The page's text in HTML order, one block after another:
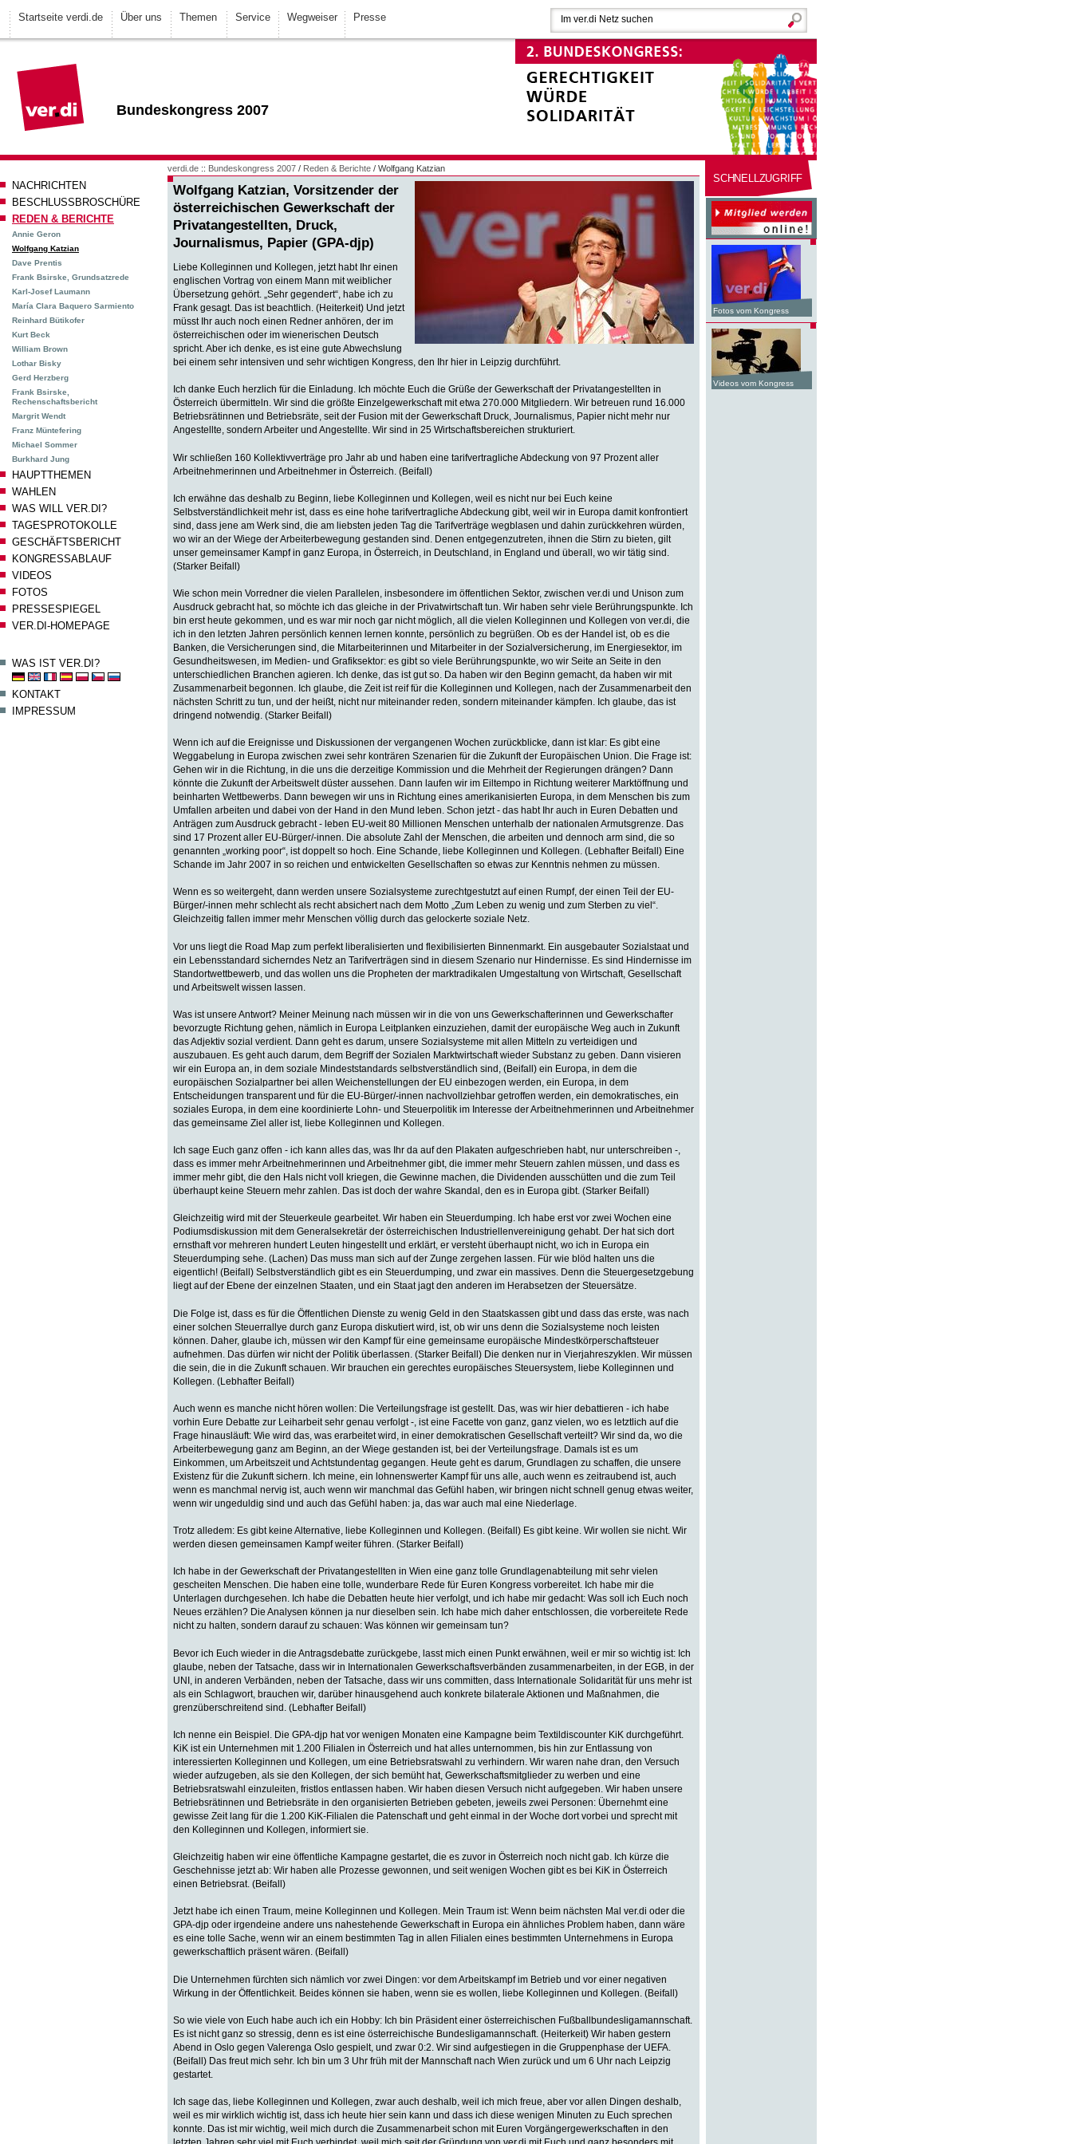
Startseite verdi.de Über uns Themen Service Wegweiser Presse
Bundeskongress 2007
NACHRICHTEN
BESCHLUSSBROSCHÜRE
REDEN & BERICHTE
Annie Geron
Wolfgang Katzian
Dave Prentis
Frank Bsirske, Grundsatzrede
Karl-Josef Laumann
María Clara Baquero Sarmiento
Reinhard Bütikofer
Kurt Beck
William Brown
Lothar Bisky
Gerd Herzberg
Frank Bsirske,
Rechenschaftsbericht
Margrit Wendt
Franz Müntefering
Michael Sommer
Burkhard Jung
HAUPTTHEMEN
WAHLEN
WAS WILL VER.DI?
TAGESPROTOKOLLE
GESCHÄFTSBERICHT
KONGRESSABLAUF
VIDEOS
FOTOS
PRESSESPIEGEL
VER.DI-HOMEPAGE
WAS IST VER.DI?
KONTAKT
IMPRESSUM
verdi.de :: Bundeskongress 2007 / Reden & Berichte / Wolfgang Katzian
Wolfgang Katzian, Vorsitzender der
österreichischen Gewerkschaft der
Privatangestellten, Druck,
Journalismus, Papier (GPA-djp)
Liebe Kolleginnen und Kollegen, jetzt habt Ihr einen
englischen Vortrag von einem Mann mit weiblicher
Übersetzung gehört. „Sehr gegendert“, habe ich zu
Frank gesagt. Das ist beachtlich. (Heiterkeit) Und jetzt
müsst Ihr auch noch einen Redner anhören, der im
österreichischen oder im wienerischen Deutsch
spricht. Aber ich denke, es ist eine gute Abwechslung
bei einem sehr intensiven und sehr wichtigen Kongress, den Ihr hier in Leipzig durchführt.
Ich danke Euch herzlich für die Einladung. Ich möchte Euch die Grüße der Gewerkschaft der Privatangestellten in
Österreich übermitteln. Wir sind die größte Einzelgewerkschaft mit etwa 270.000 Mitgliedern. Wir betreuen rund 16.000
Betriebsrätinnen und Betriebsräte, seit der Fusion mit der Gewerkschaft Druck, Journalismus, Papier nicht mehr nur
Angestellte, sondern Arbeiter und Angestellte. Wir sind in 25 Wirtschaftsbereichen strukturiert.
Wir schließen 160 Kollektivverträge pro Jahr ab und haben eine tarifvertragliche Abdeckung von 97 Prozent aller
Arbeitnehmerinnen und Arbeitnehmer in Österreich. (Beifall)
Ich erwähne das deshalb zu Beginn, liebe Kolleginnen und Kollegen, weil es nicht nur bei Euch keine
Selbstverständlichkeit mehr ist, dass es eine hohe tarifvertragliche Abdeckung gibt, weil wir in Europa damit konfrontiert
sind, dass jene am Werk sind, die am liebsten jeden Tag die Tarifverträge wegblasen und dahin zurückkehren würden,
wo wir an der Wiege der Arbeiterbewegung gestanden sind. Denen entgegenzutreten, ihnen die Stirn zu bieten, gilt
unser gemeinsamer Kampf in ganz Europa, in Österreich, in Deutschland, in England und überall, wo wir tätig sind.
(Starker Beifall)
Wie schon mein Vorredner die vielen Parallelen, insbesondere im öffentlichen Sektor, zwischen ver.di und Unison zum
Ausdruck gebracht hat, so möchte ich das gleiche in der Privatwirtschaft tun. Wir haben sehr viele Berührungspunkte. Ich
bin erst heute gekommen, und es war mir noch gar nicht möglich, all die vielen Kolleginnen und Kollegen von ver.di, die
ich in den letzten Jahren persönlich kennen lernen konnte, persönlich zu begrüßen. Ob es der Handel ist, ob es die
Banken, die Versicherungen sind, die Mitarbeiterinnen und Mitarbeiter in der Sozialversicherung, im Energiesektor, im
Gesundheitswesen, im Medien- und Grafiksektor: es gibt so viele Berührungspunkte, wo wir Seite an Seite in den
unterschiedlichen Branchen agieren. Ich denke, das ist gut so. Da haben wir den Beginn gemacht, da haben wir mit
Zusammenarbeit begonnen. Ich glaube, die Zeit ist reif für die Kolleginnen und Kollegen, nach der Zusammenarbeit den
nächsten Schritt zu tun, und der heißt, nicht nur miteinander reden, sondern miteinander kämpfen. Ich glaube, das ist
dringend notwendig. (Starker Beifall)
Wenn ich auf die Ereignisse und Diskussionen der vergangenen Wochen zurückblicke, dann ist klar: Es gibt eine
Weggabelung in Europa zwischen zwei sehr konträren Szenarien für die Zukunft der Europäischen Union. Die Frage ist:
Gehen wir in die Richtung, in die uns die derzeitige Kommission und die Mehrheit der Regierungen drängen? Dann
könnte die Zukunft der Arbeitswelt düster aussehen. Dann laufen wir im Eiltempo in Richtung weiterer Marktöffnung und
beinharten Wettbewerbs. Dann bewegen wir uns in Richtung eines amerikanisierten Europa, in dem Menschen bis zum
Umfallen arbeiten und dabei von der Hand in den Mund leben. Schon jetzt - das habt Ihr auch in Euren Debatten und
Anträgen zum Ausdruck gebracht - leben EU-weit 80 Millionen Menschen unterhalb der nationalen Armutsgrenze. Das
sind 17 Prozent aller EU-Bürger/-innen. Die absolute Zahl der Menschen, die arbeiten und dennoch arm sind, die so
genannten „working poor“, ist doppelt so hoch. Eine Schande, liebe Kolleginnen und Kollegen. (Lebhafter Beifall) Eine
Schande im Jahr 2007 in so reichen und entwickelten Gesellschaften so etwas zur Kenntnis nehmen zu müssen.
Wenn es so weitergeht, dann werden unsere Sozialsysteme zurechtgestutzt auf einen Rumpf, der einen Teil der EU-
Bürger/-innen mehr schlecht als recht absichert nach dem Motto „Zum Leben zu wenig und zum Sterben zu viel“.
Gleichzeitig fallen immer mehr Menschen völlig durch das gelockerte soziale Netz.
Vor uns liegt die Road Map zum perfekt liberalisierten und flexibilisierten Binnenmarkt. Ein ausgebauter Sozialstaat und
ein Lebensstandard sicherndes Netz an Tarifverträgen sind in diesem Szenario nur Hindernisse. Es sind Hindernisse im
Standortwettbewerb, und das wollen uns die Propheten der marktradikalen Umgestaltung von Wirtschaft, Gesellschaft
und Arbeitswelt wissen lassen.
Was ist unsere Antwort? Meiner Meinung nach müssen wir in die von uns Gewerkschafterinnen und Gewerkschafter
bevorzugte Richtung gehen, nämlich in Europa Leitplanken einzuziehen, damit der europäische Weg auch in Zukunft
das Adjektiv sozial verdient. Dann geht es darum, unsere Sozialsysteme mit allen Mitteln zu verteidigen und
auszubauen. Es geht auch darum, dem Begriff der Sozialen Marktwirtschaft wieder Substanz zu geben. Dann visieren
wir ein Europa an, in dem soziale Mindeststandards selbstverständlich sind, (Beifall) ein Europa, in dem die
europäischen Sozialpartner bei allen Weichenstellungen der EU einbezogen werden, ein Europa, in dem
Entscheidungen transparent und für die EU-Bürger/-innen nachvollziehbar getroffen werden, ein demokratisches, ein
soziales Europa, in dem eine koordinierte Lohn- und Steuerpolitik im Interesse der Arbeitnehmerinnen und Arbeitnehmer
das gemeinsame Ziel aller ist, liebe Kolleginnen und Kollegen.
Ich sage Euch ganz offen - ich kann alles das, was Ihr da auf den Plakaten aufgeschrieben habt, nur unterschreiben -,
dass es immer mehr Arbeitnehmerinnen und Arbeitnehmer gibt, die immer mehr Steuern zahlen müssen, und dass es
immer mehr gibt, die den Hals nicht voll kriegen, die Gewinne machen, die Dividenden ausschütten und die zum Teil
überhaupt keine Steuern mehr zahlen. Das ist doch der wahre Skandal, den es in Europa gibt. (Starker Beifall)
Gleichzeitig wird mit der Steuerkeule gearbeitet. Wir haben ein Steuerdumping. Ich habe erst vor zwei Wochen eine
Podiumsdiskussion mit dem Generalsekretär der österreichischen Industriellenvereinigung gehabt. Der hat sich dort
ernsthaft vor mehreren hundert Leuten hingestellt und erklärt, er versteht überhaupt nicht, wo ich in Europa ein
Steuerdumping sehe. (Lachen) Das muss man sich auf der Zunge zergehen lassen. Für wie blöd halten uns die
eigentlich! (Beifall) Selbstverständlich gibt es ein Steuerdumping, und zwar ein massives. Denn die Steuergesetzgebung
liegt auf der Ebene der einzelnen Staaten, und ein Staat jagt den anderen im Herabsetzen der Steuersätze.
Die Folge ist, dass es für die Öffentlichen Dienste zu wenig Geld in den Staatskassen gibt und dass das erste, was nach
einer solchen Steuerrallye durch ganz Europa diskutiert wird, ist, ob wir uns denn die Sozialsysteme noch leisten
können. Daher, glaube ich, müssen wir den Kampf für eine gemeinsame europäische Mindestkörperschaftsteuer
aufnehmen. Das dürfen wir nicht der Politik überlassen. (Starker Beifall) Die denken nur in Vierjahreszyklen. Wir müssen
die sein, die in die Zukunft schauen. Wir brauchen ein gerechtes europäisches Steuersystem, liebe Kolleginnen und
Kollegen. (Lebhafter Beifall)
Auch wenn es manche nicht hören wollen: Die Verteilungsfrage ist gestellt. Das, was wir hier debattieren - ich habe
vorhin Eure Debatte zur Leiharbeit sehr genau verfolgt -, ist eine Facette von ganz, ganz vielen, wo es letztlich auf die
Frage hinausläuft: Wie wird das, was erarbeitet wird, in einer demokratischen Gesellschaft verteilt? Wir sind da, wo die
Arbeiterbewegung ganz am Beginn, an der Wiege gestanden ist, bei der Verteilungsfrage. Damals ist es um
Einkommen, um Arbeitszeit und Achtstundentag gegangen. Heute geht es darum, Grundlagen zu schaffen, die unsere
Existenz für die Zukunft sichern. Ich meine, ein lohnenswerter Kampf für uns alle, auch wenn es zeitraubend ist, auch
wenn es manchmal nervig ist, auch wenn wir manchmal das Gefühl haben, wir bringen nicht schnell genug etwas weiter,
wenn wir ungeduldig sind und auch das Gefühl haben: ja, das war auch mal eine Niederlage.
Trotz alledem: Es gibt keine Alternative, liebe Kolleginnen und Kollegen. (Beifall) Es gibt keine. Wir wollen sie nicht. Wir
werden diesen gemeinsamen Kampf weiter führen. (Starker Beifall)
Ich habe in der Gewerkschaft der Privatangestellten in Wien eine ganz tolle Grundlagenabteilung mit sehr vielen
gescheiten Menschen. Die haben eine tolle, wunderbare Rede für Euren Kongress vorbereitet. Ich habe mir die
Unterlagen durchgesehen. Ich habe die Debatten heute hier verfolgt, und ich habe mir gedacht: Was soll ich Euch noch
Neues erzählen? Die Analysen können ja nur dieselben sein. Ich habe mich daher entschlossen, die vorbereitete Rede
nicht zu halten, sondern darauf zu schauen: Was können wir gemeinsam tun?
Bevor ich Euch wieder in die Antragsdebatte zurückgebe, lasst mich einen Punkt erwähnen, weil er mir so wichtig ist: Ich
glaube, neben der Tatsache, dass wir in Internationalen Gewerkschaftsverbänden zusammenarbeiten, in der EGB, in der
UNI, in anderen Verbänden, neben der Tatsache, dass wir uns committen, dass Internationale Solidarität für uns mehr ist
als ein Schlagwort, brauchen wir, darüber hinausgehend auch konkrete bilaterale Aktionen und Maßnahmen, die
grenzüberschreitend sind. (Lebhafter Beifall)
Ich nenne ein Beispiel. Die GPA-djp hat vor wenigen Monaten eine Kampagne beim Textildiscounter KiK durchgeführt.
KiK ist ein Unternehmen mit 1.200 Filialen in Österreich und hat alles unternommen, bis hin zur Entlassung von
interessierten Kolleginnen und Kollegen, um eine Betriebsratswahl zu verhindern. Wir waren nahe dran, den Versuch
wieder aufzugeben, als sie den Kollegen, der sich bemüht hat, Gewerkschaftsmitglieder zu werben und eine
Betriebsratswahl einzuleiten, fristlos entlassen haben. Wir haben diesen Versuch nicht aufgegeben. Wir haben unsere
Betriebsrätinnen und Betriebsräte in den organisierten Betrieben gebeten, jeweils zwei Personen: Übernehmt eine
gewisse Zeit lang für die 1.200 KiK-Filialen die Patenschaft und geht einmal in der Woche dort vorbei und sprecht mit
den Kolleginnen und Kollegen, informiert sie.
Gleichzeitig haben wir eine öffentliche Kampagne gestartet, die es zuvor in Österreich noch nicht gab. Ich kürze die
Geschehnisse jetzt ab: Wir haben alle Prozesse gewonnen, und seit wenigen Wochen gibt es bei KiK in Österreich
einen Betriebsrat. (Beifall)
Jetzt habe ich einen Traum, meine Kolleginnen und Kollegen. Mein Traum ist: Wenn beim nächsten Mal ver.di oder die
GPA-djp oder irgendeine andere uns nahestehende Gewerkschaft in Europa ein ähnliches Problem haben, dann wäre
es eine tolle Sache, wenn wir an einem bestimmten Tag in allen Filialen eines bestimmten Unternehmens in Europa
gewerkschaftlich präsent wären. (Beifall)
Die Unternehmen fürchten sich nämlich vor zwei Dingen: vor dem Arbeitskampf im Betrieb und vor einer negativen
Wirkung in der Öffentlichkeit. Beides können sie haben, wenn sie es wollen, liebe Kolleginnen und Kollegen. (Beifall)
So wie viele von Euch habe auch ich ein Hobby: Ich bin Präsident einer österreichischen Fußballbundesligamannschaft.
Es ist nicht ganz so stressig, denn es ist eine österreichische Bundesligamannschaft. (Heiterkeit) Wir haben gestern
Abend in Oslo gegen Valerenga Oslo gespielt, und zwar 0:2. Wir sind aufgestiegen in die Gruppenphase der UEFA.
(Beifall) Das freut mich sehr. Ich bin um 3 Uhr früh mit der Mannschaft nach Wien zurück und um 6 Uhr nach Leipzig
gestartet.
Ich sage das, liebe Kolleginnen und Kollegen, zwar auch deshalb, weil ich mich freue, aber vor allen Dingen deshalb,
weil es mir wirklich wichtig ist, dass ich heute hier sein kann und dass ich diese wenigen Minuten zu Euch sprechen
konnte. Das ist mir wichtig, weil mich durch die Zusammenarbeit schon mit Euren Vorgängergewerkschaften in den
SCHNELLZUGRIFF
Fotos vom Kongress
Videos vom Kongress